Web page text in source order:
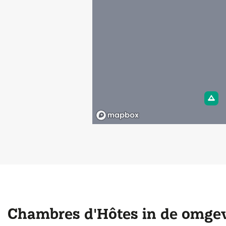
Chambres d'Hôtes in de